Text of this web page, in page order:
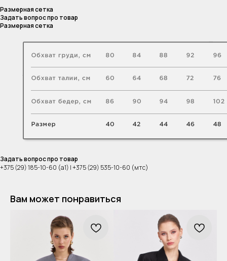
Размерная сетка
Задать вопрос про товар
Размерная сетка
Задать вопрос про товар
+375 (29) 185-10-60 (а1) | +375 (29) 535-10-60 (мтс)
Вам может понравиться